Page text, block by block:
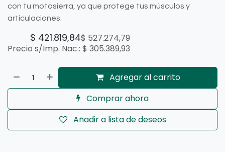
con tu motosierra, ya que protege tus músculos y
articulaciones.
$ 421.819,84$527.274,79
Precio s/Imp. Nac.: $ 305.389,93
Agregar al carrito
Comprar ahora
Añadir a lista de deseos